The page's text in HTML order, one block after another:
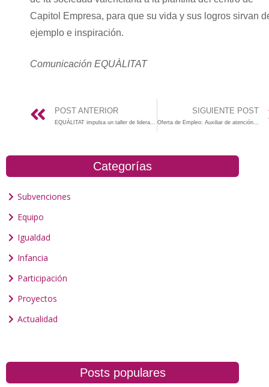
Capitol Empresa, para que su vida y sus logros sirvan
ejemplo e inspiración.
Comunicación EQUÀLITAT
POST ANTERIOR SIGUIENTE POST
Oferta de Empleo: Auxiliar de atención ciudadana
Categorías
Subvenciones
Equipo
Igualdad
Infancia
Participación
Proyectos
Actualidad
Posts populares